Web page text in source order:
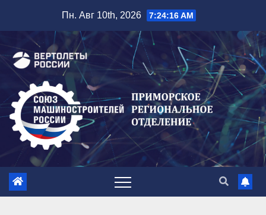
содержимому
Пн. Авг 10th, 2026 7:24:17 AM